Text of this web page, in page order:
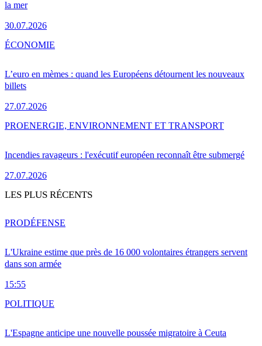
la mer
30.07.2026
L’euro en mèmes : quand les Européens détournent les nouveaux
billets
27.07.2026
ÉCONOMIE
Incendies ravageurs : l'exécutif européen reconnaît être submergé
27.07.2026
PROENERGIE, ENVIRONNEMENT ET TRANSPORT
LES PLUS RÉCENTS
L'Ukraine estime que près de 16 000 volontaires étrangers servent
dans son armée
15:55
PRODÉFENSE
L'Espagne anticipe une nouvelle poussée migratoire à Ceuta
POLITIQUE